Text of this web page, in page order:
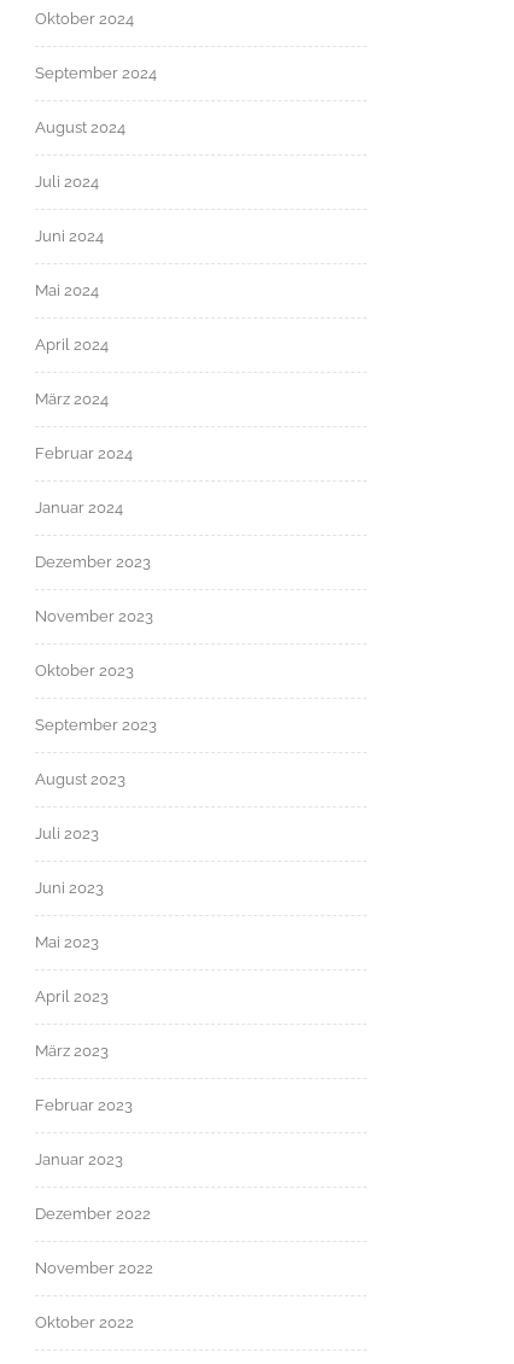
Oktober 2024
September 2024
August 2024
Juli 2024
Juni 2024
Mai 2024
April 2024
März 2024
Februar 2024
Januar 2024
Dezember 2023
November 2023
Oktober 2023
September 2023
August 2023
Juli 2023
Juni 2023
Mai 2023
April 2023
März 2023
Februar 2023
Januar 2023
Dezember 2022
November 2022
Oktober 2022